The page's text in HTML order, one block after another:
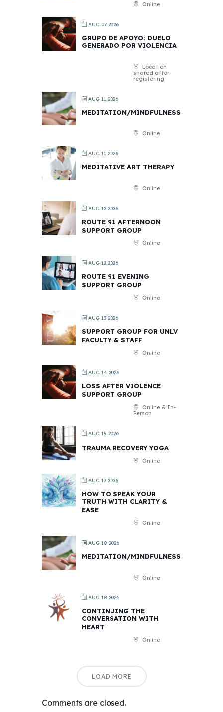
Online
AUG 07 2026
GRUPO DE APOYO: DUELO
GENERADO POR VIOLENCIA
Location
shared after
registering
AUG 11 2026
MEDITATION/MINDFULNESS
Online
AUG 11 2026
MEDITATIVE ART THERAPY
Online
AUG 12 2026
ROUTE 91 AFTERNOON
SUPPORT GROUP
Online
AUG 12 2026
ROUTE 91 EVENING
SUPPORT GROUP
Online
AUG 13 2026
SUPPORT GROUP FOR UNLV
FACULTY & STAFF
Online
AUG 14 2026
LOSS AFTER VIOLENCE
SUPPORT GROUP
Online & In-
Person
AUG 15 2026
TRAUMA RECOVERY YOGA
Online
AUG 17 2026
HOW TO SPEAK YOUR
TRUTH WITH CLARITY &
EASE
Online
AUG 18 2026
MEDITATION/MINDFULNESS
Online
AUG 18 2026
CONTINUING THE
CONVERSATION WITH
HEART
Online
LOAD MORE
Comments are closed.